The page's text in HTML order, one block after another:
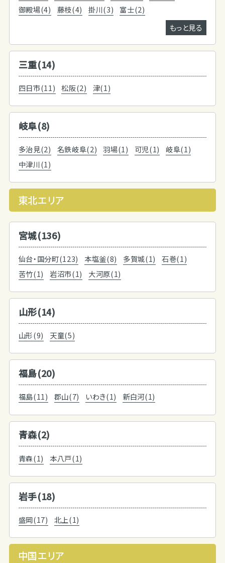
御殿場(4) 藤枝(4) 掛川(3)
富士(2)
もっと見る
三重(14)
四日市(11) 松阪(2) 津(1)
岐阜(8)
多治見(2) 名鉄岐阜(2) 羽場(1) 可児(1)
岐阜(1)
中津川(1)
東北エリア
宮城(136)
仙台・国分町(123) 本塩釜(8) 多賀城(1)
石巻(1)
苦竹(1)
岩沼市(1) 大河原(1)
山形(14)
山形(9) 天童(5)
福島(20)
福島(11) 郡山(7) いわき(1) 新白河(1)
青森(2)
青森(1) 本八戸(1)
岩手(18)
盛岡(17) 北上(1)
中国エリア